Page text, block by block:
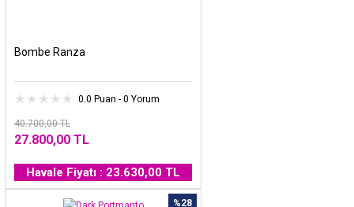
Bombe Ranza
0.0 Puan - 0 Yorum
40.700,00 TL
27.800,00 TL
Havale Fiyatı : 23.630,00 TL
%28